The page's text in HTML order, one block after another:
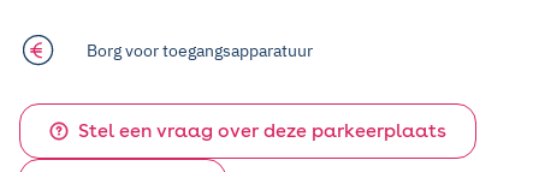
Borg voor toegangsapparatuur
Stel een vraag over deze parkeerplaats